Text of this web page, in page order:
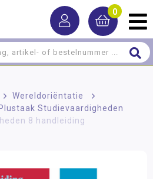
0
> Wereldoriëntatie
>
Plustaak Studievaardigheden
8 handleiding